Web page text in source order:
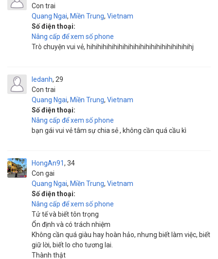
Con trai
Quang Ngai, Miền Trung, Vietnam
Số điện thoại:
Nâng cấp để xem số phone
Trò chuyện vui vẻ, hihihihihihihihihihihihihihihihihihihihj
ledanh
Con trai
29
Quang Ngai, Miền Trung, Vietnam
Số điện thoại:
Nâng cấp để xem số phone
bạn gái vui vẻ tâm sự chia sẻ , không cần quá cầu kì
HongAn91
Con gai
34
Quang Ngai, Miền Trung, Vietnam
Số điện thoại:
Nâng cấp để xem số phone
Tử tế và biết tôn trọng
Ổn định và có trách nhiệm
Không cần quá giàu hay hoàn hảo, nhưng biết làm việc, biết
giữ lời, biết lo cho tương lai.
Thành thật